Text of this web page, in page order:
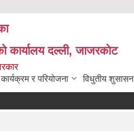
कार्यालय दल्ली, जाजरकाेट
कार्यक्रम र परियोजना विधुतीय शुसासन